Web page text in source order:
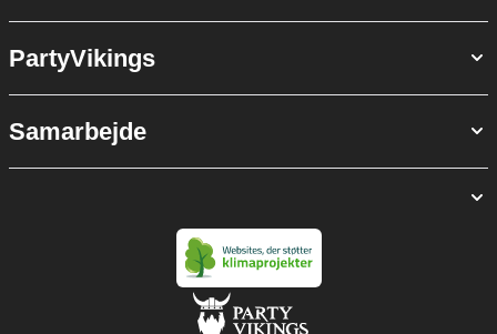
PartyVikings
Samarbejde